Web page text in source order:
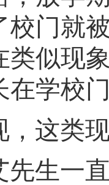
校门就
类似现
在学校
， 这类
先生一